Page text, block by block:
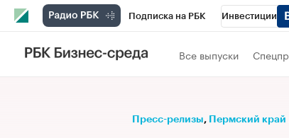
Подписка на РБК Инвестиции
Телеканал Все выпуски
Пресс-релизы⁠, Пермский край